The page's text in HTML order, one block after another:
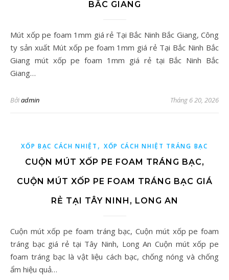
BẮC GIANG
Mút xốp pe foam 1mm giá rẻ Tại Bắc Ninh Bắc Giang, Công
ty sản xuất Mút xốp pe foam 1mm giá rẻ Tại Bắc Ninh Bắc
Giang mút xốp pe foam 1mm giá rẻ tại Bắc Ninh Bắc
Giang…
Bởiadmin Tháng 6 20, 2026
XỐP BẠC CÁCH NHIỆT , XỐP CÁCH NHIỆT TRÁNG BẠC
CUỘN MÚT XỐP PE FOAM TRÁNG BẠC,
CUỘN MÚT XỐP PE FOAM TRÁNG BẠC GIÁ
RẺ TẠI TÂY NINH, LONG AN
Cuộn mút xốp pe foam tráng bạc, Cuộn mút xốp pe foam
tráng bạc giá rẻ tại Tây Ninh, Long An Cuộn mút xốp pe
foam tráng bạc là vật liệu cách bạc, chống nóng và chống
ẩm hiệu quả…